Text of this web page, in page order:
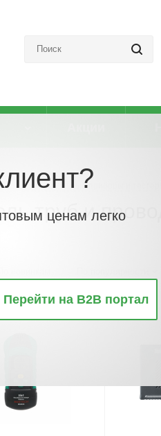
- Измерительные приборы и тестеры
труб и
ценам легко
Перейти на B2B портал